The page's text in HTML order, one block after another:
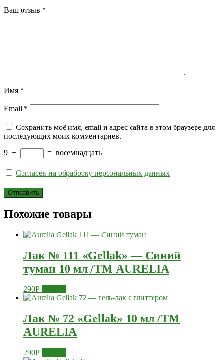
Ваш отзыв *
Имя *
Email *
Сохранить моё имя, email и адрес сайта в этом браузере для
последующих моих комментариев.
9 + = восемнадцать
Согласен на обработку персональных данных
Похожие товары
Лак № 111 «Gellak» — Синий
туман 10 мл /ТМ AURELIA
290Р
Лак № 72 «Gellak» 10 мл /ТМ
AURELIA
290Р